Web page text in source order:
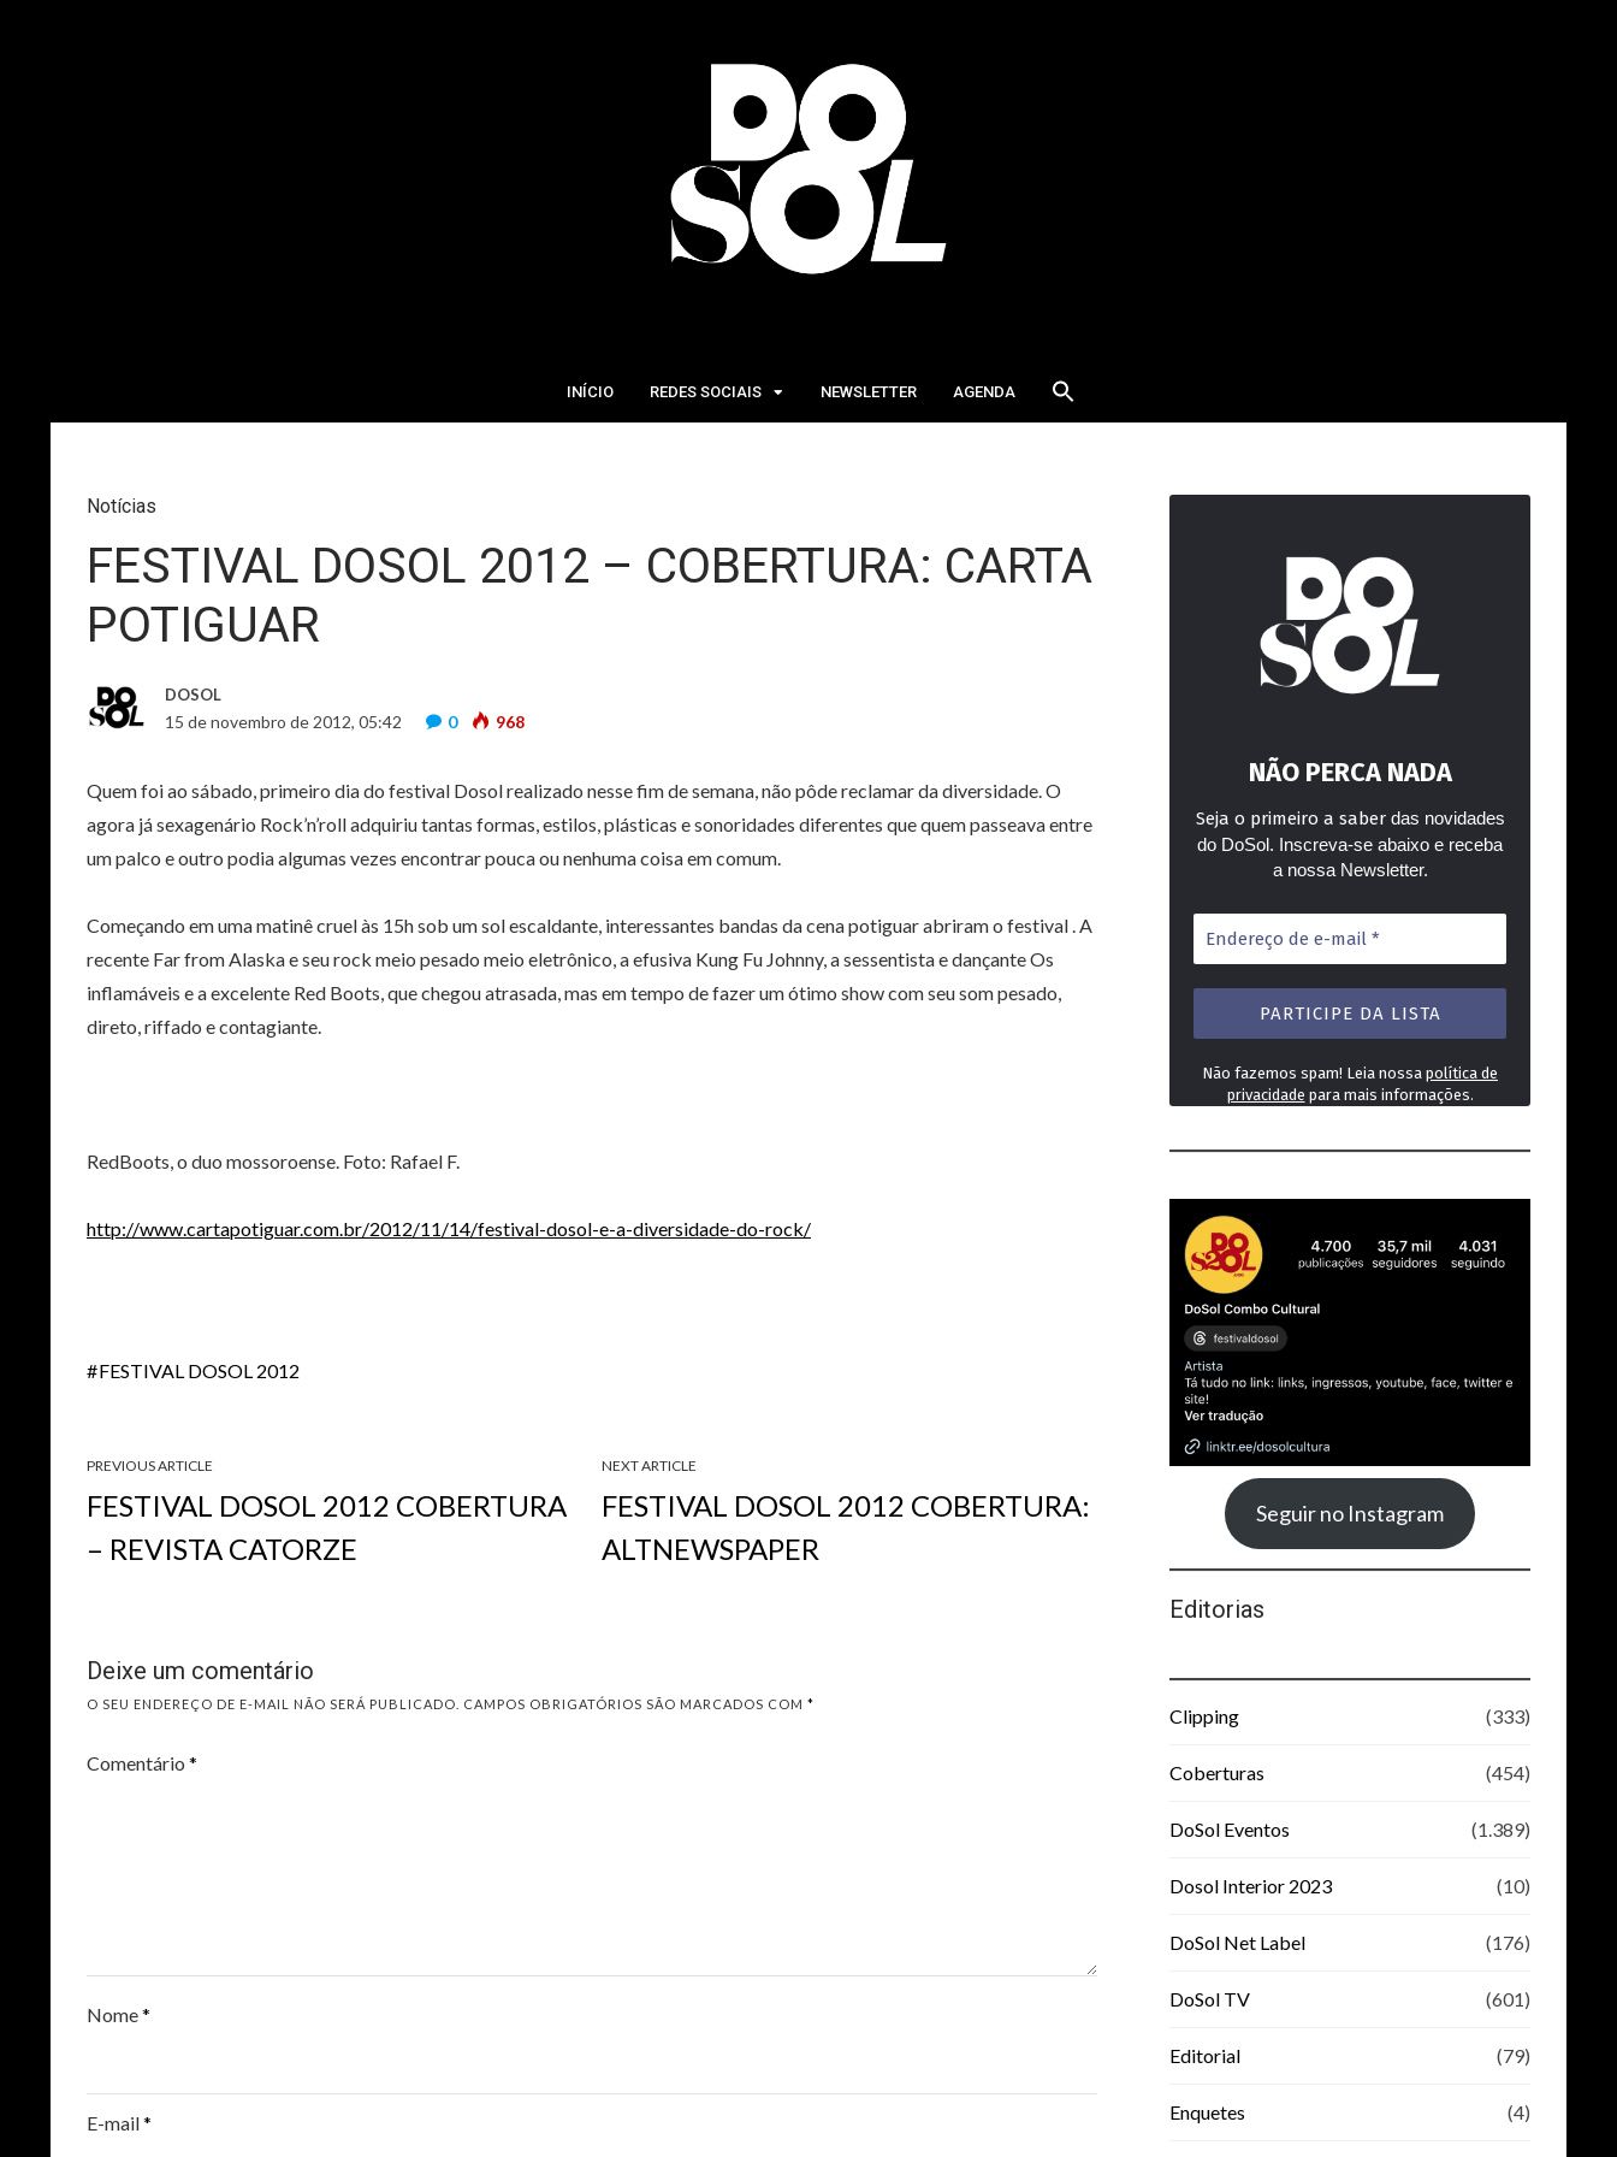
INÍCIO REDES SOCIAIS NEWSLETTER AGENDA
Notícias
FESTIVAL DOSOL 2012 – COBERTURA: CARTA
POTIGUAR
DOSOL
15 de novembro de 2012, 05:42 0 968
Quem foi ao sábado, primeiro dia do festival Dosol realizado nesse fim de semana, não pôde reclamar da diversidade. O
agora já sexagenário Rock’n’roll adquiriu tantas formas, estilos, plásticas e sonoridades diferentes que quem passeava entre
um palco e outro podia algumas vezes encontrar pouca ou nenhuma coisa em comum.
Começando em uma matinê cruel às 15h sob um sol escaldante, interessantes bandas da cena potiguar abriram o festival . A
recente Far from Alaska e seu rock meio pesado meio eletrônico, a efusiva Kung Fu Johnny, a sessentista e dançante Os
inflamáveis e a excelente Red Boots, que chegou atrasada, mas em tempo de fazer um ótimo show com seu som pesado,
direto, riffado e contagiante.
RedBoots, o duo mossoroense. Foto: Rafael F.
http://www.cartapotiguar.com.br/2012/11/14/festival-dosol-e-a-diversidade-do-rock/
FESTIVAL DOSOL 2012
PREVIOUS ARTICLE
FESTIVAL DOSOL 2012 COBERTURA
– REVISTA CATORZE
NEXT ARTICLE
FESTIVAL DOSOL 2012 COBERTURA:
ALTNEWSPAPER
Deixe um comentário
O SEU ENDEREÇO DE E-MAIL NÃO SERÁ PUBLICADO. CAMPOS OBRIGATÓRIOS SÃO MARCADOS COM *
Comentário *
Nome*
E-mail*
NÃO PERCA NADA
Seja o primeiro a saberdas novidades
do DoSol. Inscreva-se abaixo e receba
a nossa Newsletter.
Endereço
de
e-
mail
Não fazemos spam! Leia nossa política de
privacidade para mais informações.
Seguir no Instagram
Editorias
Clipping (333)
Coberturas (454)
DoSol Eventos (1.389)
Dosol Interior 2023 (10)
DoSol Net Label (176)
DoSol TV (601)
Editorial (79)
Enquetes (4)